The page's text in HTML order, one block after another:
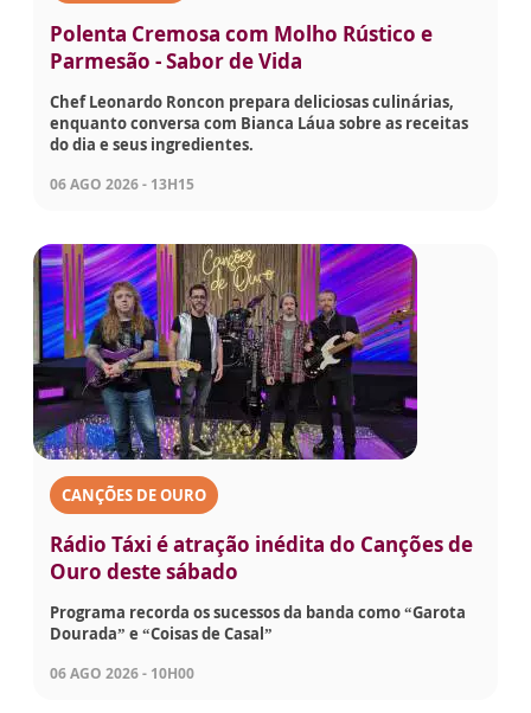
Polenta Cremosa com Molho Rústico e
Parmesão - Sabor de Vida
Chef Leonardo Roncon prepara deliciosas culinárias,
enquanto conversa com Bianca Láua sobre as receitas
do dia e seus ingredientes.
06 AGO 2026 - 13H15
CANÇÕES DE OURO
Rádio Táxi é atração inédita do Canções de
Ouro deste sábado
Programa recorda os sucessos da banda como “Garota
Dourada” e “Coisas de Casal”
06 AGO 2026 - 10H00